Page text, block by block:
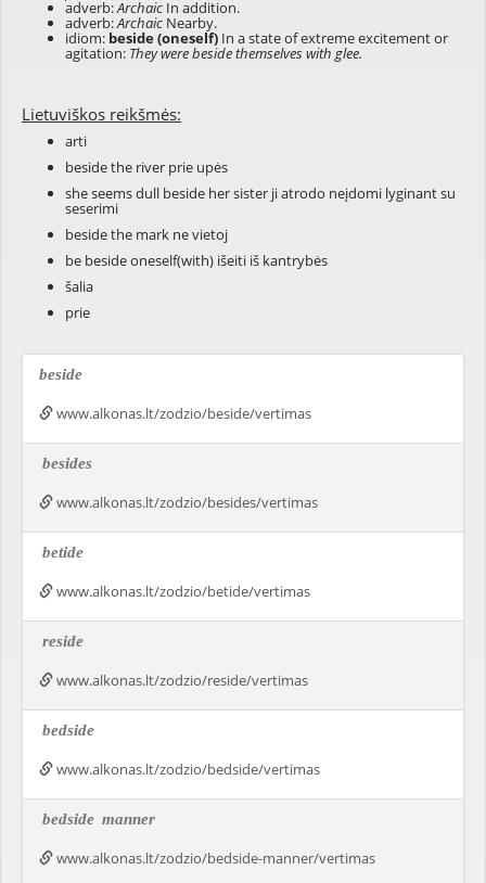
adverb:Archaic In addition.
adverb:Archaic Nearby.
idiom: beside (oneself) In a state of extreme excitement or
agitation: They were beside themselves with glee.
Lietuviškos reikšmės:
arti
beside the river prie upės
she seems dull beside her sister ji atrodo neįdomi lyginant su
seserimi
beside the mark ne vietoj
be beside oneself(with) išeiti iš kantrybės
šalia
prie
beside
www.alkonas.lt/zodzio/beside/vertimas
besides
www.alkonas.lt/zodzio/besides/vertimas
betide
www.alkonas.lt/zodzio/betide/vertimas
reside
www.alkonas.lt/zodzio/reside/vertimas
bedside
www.alkonas.lt/zodzio/bedside/vertimas
bedside manner
www.alkonas.lt/zodzio/bedside-manner/vertimas